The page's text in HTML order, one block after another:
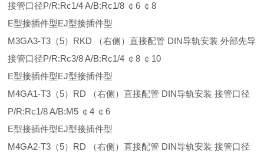
接管口径P/R:Rc1/4 A/B:Rc1/8 ￠6 ￠8
E型接插件型EJ型接插件型
M3GA3-T3（5）RKD （右侧）直接配管 DIN导轨安装 外部先导
接管口径P/R:Rc3/8 A/B:Rc1/4 ￠8 ￠10
E型接插件型EJ型接插件型
M4GA1-T3（5）RD （右侧）直接配管 DIN导轨安装 接管口径
P/R:Rc1/8 A/B:M5 ￠4 ￠6
E型接插件型EJ型接插件型
M4GA2-T3（5）RD （右侧）直接配管 DIN导轨安装 接管口径